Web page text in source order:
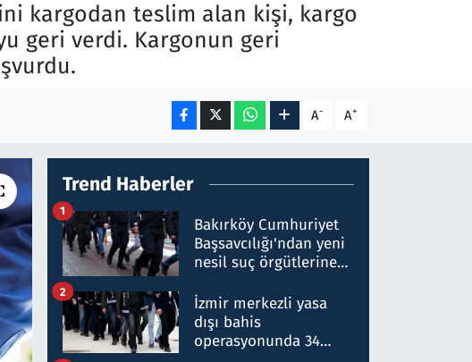
kargodan teslim alan kişi, kargo
geri verdi. Kargonun geri
A- A+
Trend Haberler
Bakırköy Cumhuriyet
Başsavcılığı'ndan yeni
nesil suç örgütlerine
hakkında gözaltı kararı
1
İzmir merkezli yasa
dışı bahis
operasyonunda 34
2